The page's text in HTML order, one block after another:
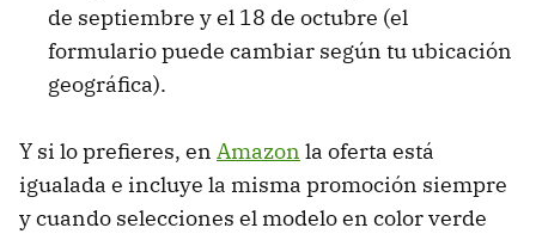
de septiembre y el 18 de octubre (el
formulario puede cambiar según tu ubicación
geográfica).
Y si lo prefieres, en Amazon la oferta está
igualada e incluye la misma promoción siempre
y cuando selecciones el modelo en color verde